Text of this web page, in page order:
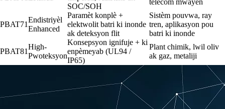
SOC/SOH
telecom mwayen
PBAT71
Endistriyèl
Enhanced
Paramèt konplè +
elektwolit batri ki inonde
ak deteksyon flit
Sistèm pouvwa, ray
tren, aplikasyon pou
batri ki inonde
PBAT81
High-
Pwoteksyon
Konsepsyon ignifuje + ki
enpèmeyab (UL94 /
IP65)
Plant chimik, lwil oliv
ak gaz, metaliji